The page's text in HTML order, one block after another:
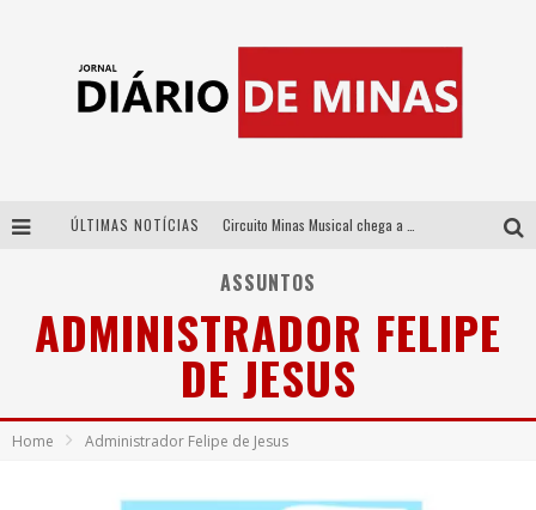
ÚLTIMAS NOTÍCIAS
No clima do Hexa: “Passinho do Brasil”, da DJ Danny Albuquerque, é a música que embala a torcida brasileira na Copa do Mundo 2026
ASSUNTOS
ADMINISTRADOR FELIPE
DE JESUS
Home Administrador Felipe de Jesus